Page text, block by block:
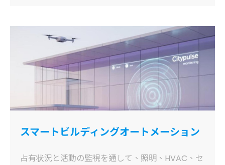
スマートビルディングオートメーション
占有状況と活動の監視を通して、照明、HVAC、セ